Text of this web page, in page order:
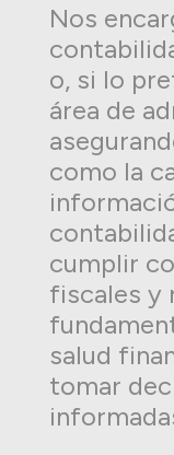
Nos
o, si lo
área de
como la
cumplir
fiscales y
salud
tomar